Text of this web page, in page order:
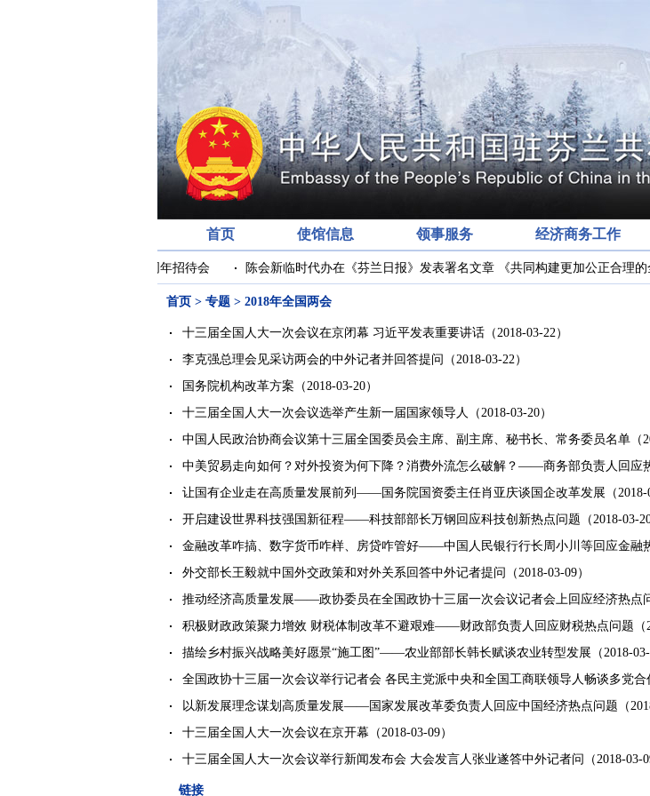
首页 使馆信息 领事服务 经济商务工作
芬兰使馆举行庆祝建军99周年招待会 陈会新临时代办在《芬兰日报》发表署名文章 《共同构建更加公正合理的
首页> 专题> 2018年全国两会
十三届全国人大一次会议在京闭幕 习近平发表重要讲话（2018-03-22）
李克强总理会见采访两会的中外记者并回答提问 （2018-03-22）
国务院机构改革方案 （2018-03-20）
十三届全国人大一次会议选举产生新一届国家领导人 （2018-03-20）
中国人民政治协商会议第十三届全国委员会主席、副主席、秘书长、常务委员名单（
中美贸易走向如何？对外投资为何下降？消费外流怎么破解？——商务部负责人回应
让国有企业走在高质量发展前列——国务院国资委主任肖亚庆谈国企改革发展 （2018-
开启建设世界科技强国新征程——科技部部长万钢回应科技创新热点问题 （2018-03-20
金融改革咋搞、数字货币咋样、房贷咋管好——中国人民银行行长周小川等回应金融
外交部长王毅就中国外交政策和对外关系回答中外记者提问 （2018-03-09）
推动经济高质量发展——政协委员在全国政协十三届一次会议记者会上回应经济热点
积极财政政策聚力增效 财税体制改革不避艰难——财政部负责人回应财税热点问题
描绘乡村振兴战略美好愿景“施工图”——农业部部长韩长赋谈农业转型发展 （2018-03-
全国政协十三届一次会议举行记者会 各民主党派中央和全国工商联领导人畅谈多党
以新发展理念谋划高质量发展——国家发展改革委负责人回应中国经济热点问题 （
十三届全国人大一次会议在京开幕 （2018-03-09）
十三届全国人大一次会议举行新闻发布会 大会发言人张业遂答中外记者问 （2018-03-
链接